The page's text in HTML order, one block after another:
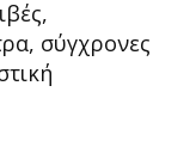
σύγχρονες